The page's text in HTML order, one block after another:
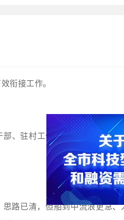
衔接工作。
、驻村工作队座谈交流，听民
路已清，但船到中流浪更急、